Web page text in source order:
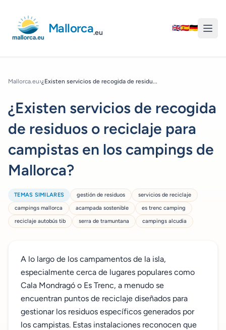
Mallorca.eu
🇬🇧🇪🇸🇩🇪
Mallorca.eu›¿Existen servicios de recogida de residu...
¿Existen servicios de recogida
de residuos o reciclaje para
campistas en los campings de
Mallorca?
TEMAS SIMILARES gestión de residuos
servicios de reciclaje
campings mallorca
acampada sostenible
es trenc camping
reciclaje autobús tib
serra de tramuntana campings alcudia
A lo largo de los campamentos de la isla,
especialmente cerca de lugares populares como
Cala Mondragó o Es Trenc, a menudo se
encuentran puntos de reciclaje diseñados para
gestionar los residuos específicos generados por
los campistas. Estas instalaciones reconocen que